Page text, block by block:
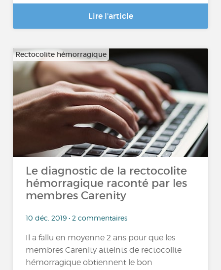
Lire l'article
Rectocolite hémorragique
Le diagnostic de la rectocolite
hémorragique raconté par les
membres Carenity
10 déc. 2019 • 2 commentaires
Il a fallu en moyenne 2 ans pour que les
membres Carenity atteints de rectocolite
hémorragique obtiennent le bon